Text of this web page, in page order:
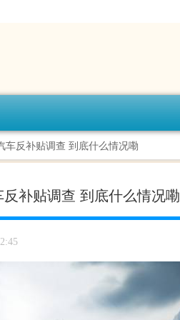
反补贴调查 到底什么情况嘞
补贴调查 到底什么情况嘞